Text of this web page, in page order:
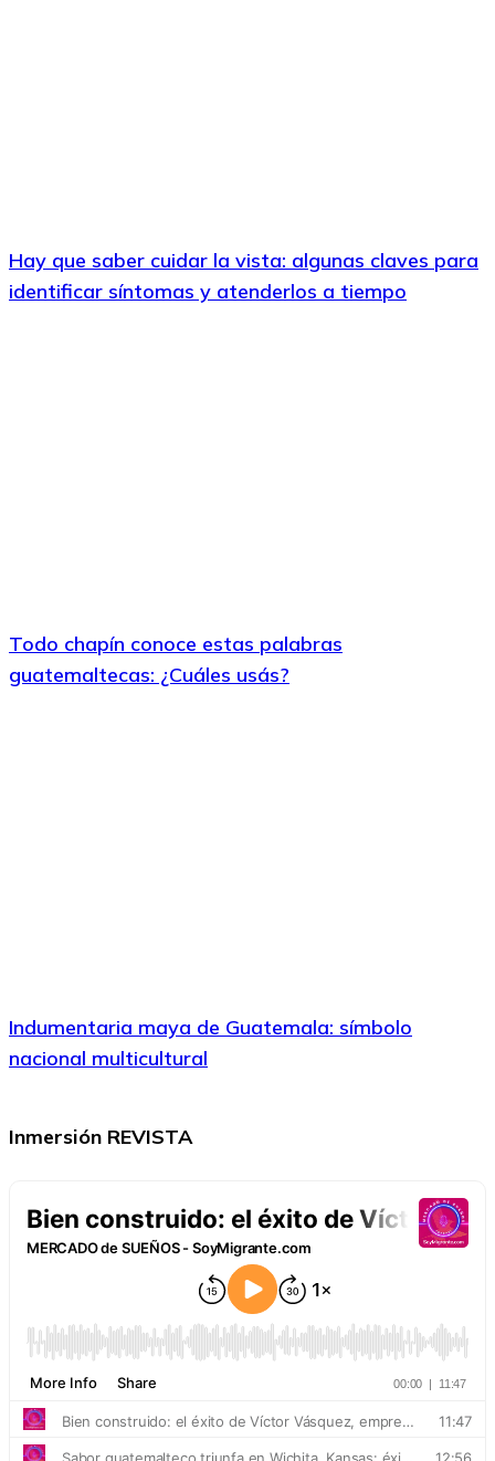
Hay que saber cuidar la vista: algunas claves para
identificar síntomas y atenderlos a tiempo
Todo chapín conoce estas palabras
guatemaltecas: ¿Cuáles usás?
Indumentaria maya de Guatemala: símbolo
nacional multicultural
Inmersión REVISTA